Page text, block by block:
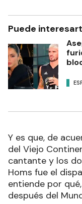
Puede
Y es que, de
del Viejo
cantante y los
Homs fue el
entiende por
después del